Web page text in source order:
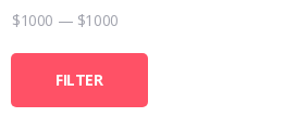
$1000 — $1000
FILTER